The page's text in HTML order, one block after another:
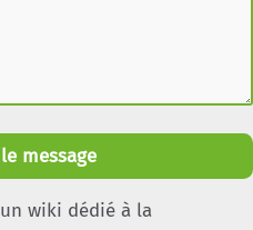
message
wiki dédié à la